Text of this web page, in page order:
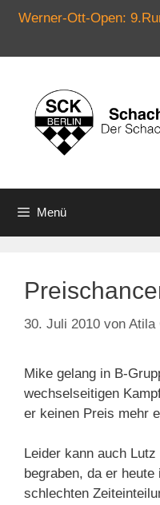
Werner-Ott-Open:
springen
Menü
30. Juli 2010 von Atila
Mike gelang in B-
wechselseitigen
er keinen Preis mehr
Leider kann auch
begraben, da er
schlechten